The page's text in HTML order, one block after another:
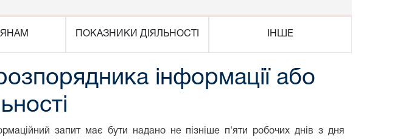
ПОКАЗНИКИ ДІЯЛЬНОСТІ ІНШЕ
інформації або
запит має бути надано не пізніше п'яти робочих днів з дня